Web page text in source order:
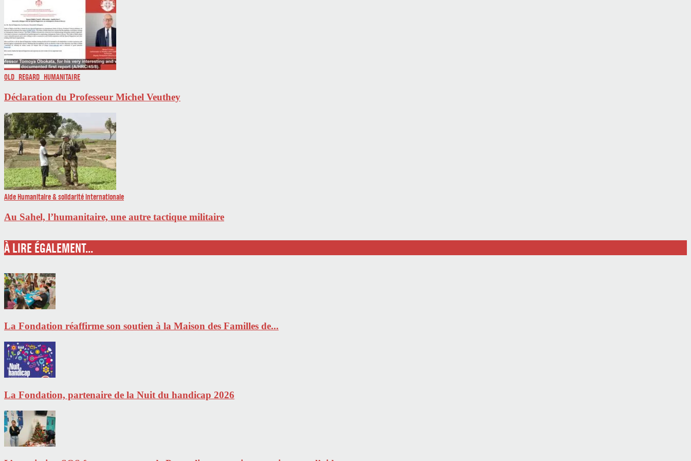
OLD_REGARD_HUMANITAIRE
Déclaration du Professeur Michel Veuthey
Aide Humanitaire & solidarité internationale
Au Sahel, l’humanitaire, une autre tactique militaire
À LIRE ÉGALEMENT...
La Fondation réaffirme son soutien à la Maison des Familles de...
La Fondation, partenaire de la Nuit du handicap 2026